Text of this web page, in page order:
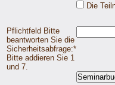
Die
Pflichtfeld Bitte
beantworten Sie die
Sicherheitsabfrage:*
Bitte addieren Sie 1
und 7.